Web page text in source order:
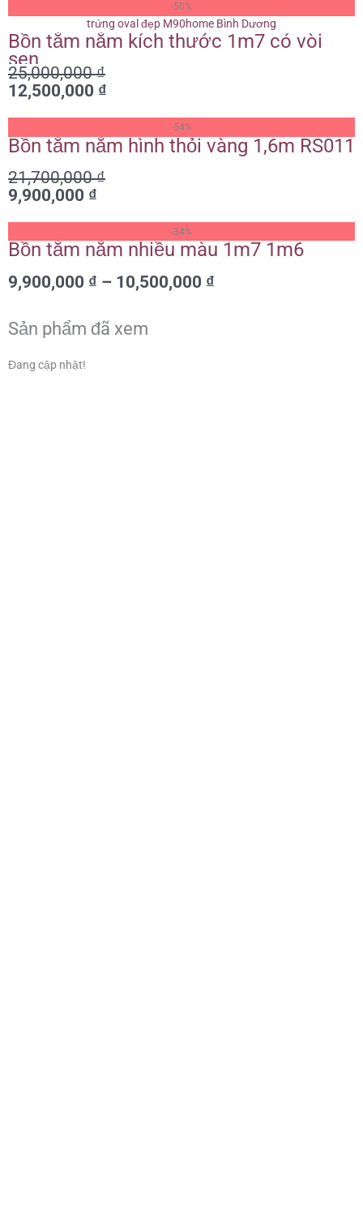
-50%
Bồn tắm nằm kích thước 1m7 có vòi
sen
25,000,000₫
gốc
là:
25,000,000 ₫.
12,500,000 ₫
hiện
tại
là:
12,500,000 ₫.
-54%
Bồn tắm nằm hình thỏi vàng 1,6m RS011
21,700,000₫
gốc
21,700,000 ₫.
9,900,000 ₫
hiện
là:
9,900,000 ₫.
-34%
Bồn tắm nằm nhiều màu 1m7 1m6
9,900,000 ₫ – 10,500,000 ₫
giá:
Sản phẩm đã xem
Đang cập nhật!